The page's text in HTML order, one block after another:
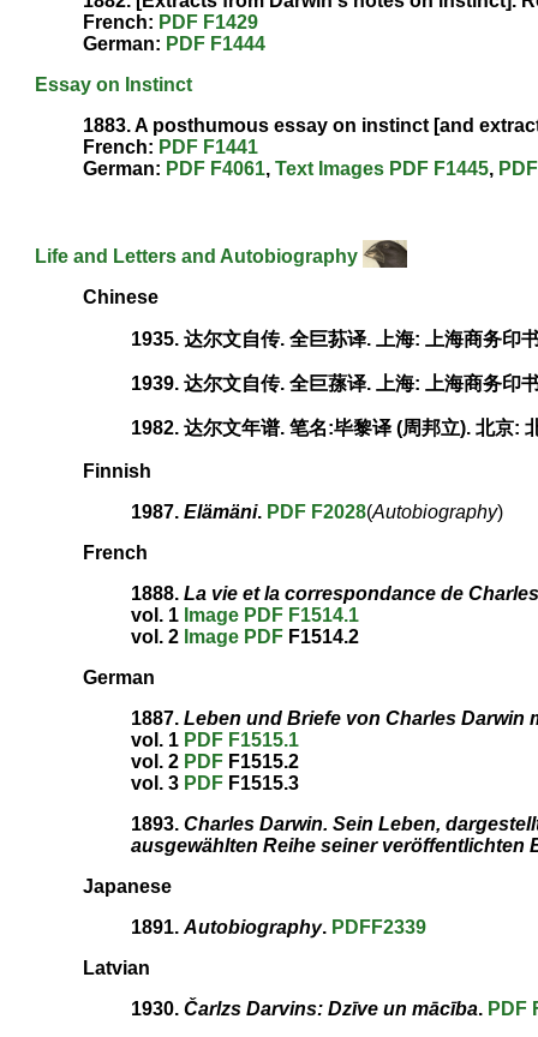
French: PDF F1429
German: PDF F1444
Essay on Instinct
1883.A posthumous essay on instinct [and
French: PDF F1441
German: PDF F4061,Text Images PDF F1445, PDF
Life and Letters and Autobiography
Chinese
1935. 达尔文自传. 全巨荪译. 上海: 上海商务印
1939. 达尔文自传. 全巨蓀译. 上海: 上海商务印
1982. 达尔文年谱. 笔名:毕黎译 (周邦立). 北京:
Finnish
1987.Elämäni. PDF F2028(Autobiography)
French
1888.La vie et la correspondance de
vol. 1 Image PDF F1514.1
vol. 2 Image PDF F1514.2
German
1887.Leben und Briefe von Charles Darwin
vol. 1 PDF F1515.1
vol. 2 PDF F1515.2
vol. 3 PDF F1515.3
1893.Charles Darwin. Sein Leben,
ausgewählten Reihe seiner veröffentlichten
Japanese
1891.Autobiography. PDFF2339
Latvian
1930.Čarlzs Darvins: Dzīve un mācība. PDF